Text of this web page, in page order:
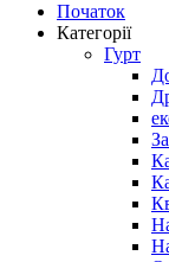
Початок
Категорії
Гурт